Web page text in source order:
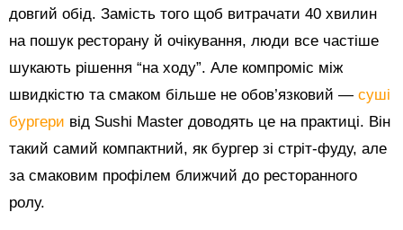
довгий обід. Замість того щоб витрачати 40 хвилин
на пошук ресторану й очікування, люди все частіше
шукають рішення “на ходу”. Але компроміс між
швидкістю та смаком більше не обов’язковий — суші
бургери від Sushi Master доводять це на практиці. Він
такий самий компактний, як бургер зі стріт-фуду, але
за смаковим профілем ближчий до ресторанного
ролу.